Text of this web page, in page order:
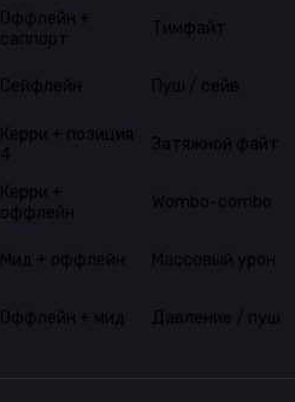
Оффлейн +
саппорт
Тимфайт
Сейфлейн Пуш / сейв
Керри + позиция
4
Затяжной файт
Керри +
оффлейн
Wombo-combo
Мид + оффлейн Массовый урон
Оффлейн + мид Давление / пуш